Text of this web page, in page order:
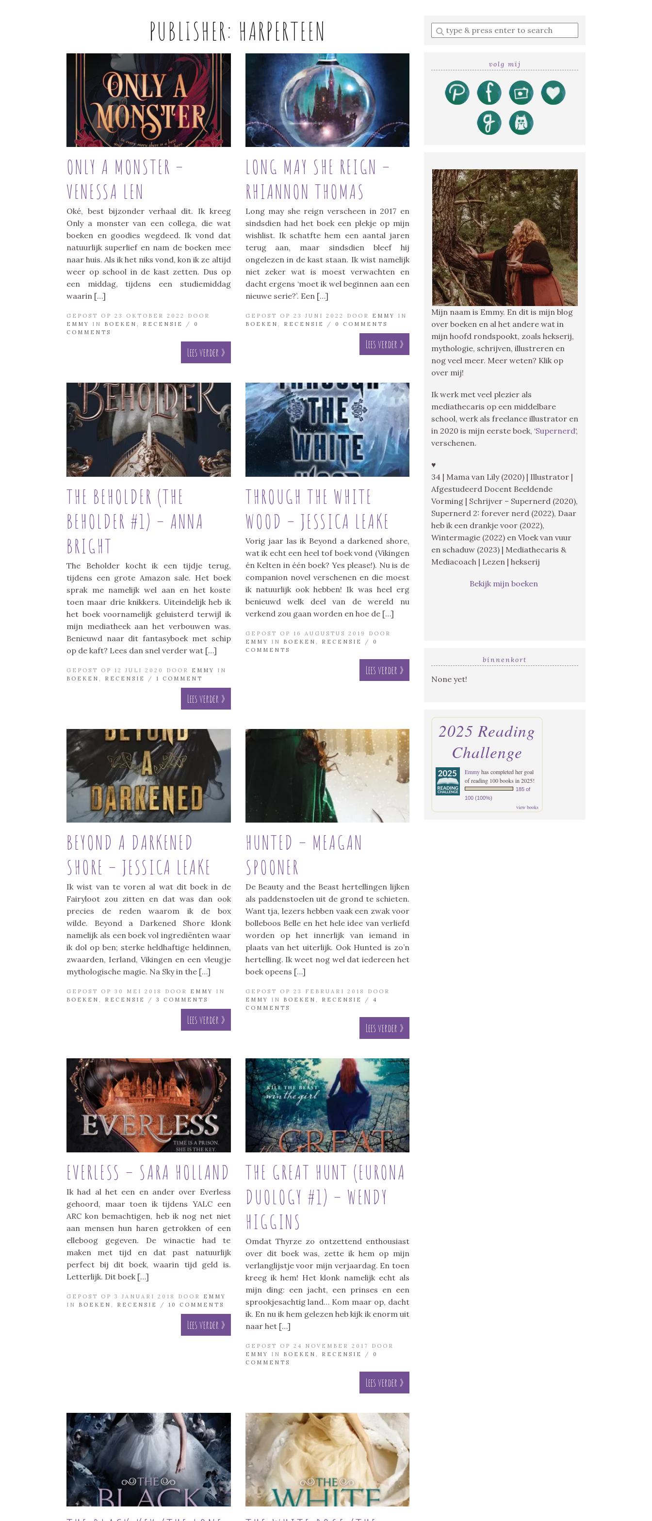
PUBLISHER: HARPERTEEN
ONLY A MONSTER –
VENESSA LEN
Oké, best bijzonder verhaal dit. Ik kreeg
Only a monster van een collega, die wat
boeken en goodies wegdeed. Ik vond dat
natuurlijk superlief en nam de boeken mee
naar huis. Als ik het niks vond, kon ik ze altijd
weer op school in de kast zetten. Dus op
een middag, tijdens een studiemiddag
waarin […]
GEPOST OP 23 OKTOBER 2022 DOOR
EMMY
IN BOEKEN , RECENSIE / 0
COMMENTS
Lees verder »
LONG MAY SHE REIGN –
RHIANNON THOMAS
Long may she reign verscheen in 2017 en
sindsdien had het boek een plekje op mijn
wishlist. Ik schatfte hem een aantal jaren
terug aan, maar sindsdien bleef hij
ongelezen in de kast staan. Ik wist namelijk
niet zeker wat is moest verwachten en
dacht ergens ‘moet ik wel beginnen aan een
nieuwe serie?’. Een […]
GEPOST OP 23 JUNI 2022 DOOR EMMY
IN
BOEKEN , RECENSIE / 0 COMMENTS
Lees verder »
THE BEHOLDER (THE
BEHOLDER #1) – ANNA
BRIGHT
The Beholder kocht ik een tijdje terug,
tijdens een grote Amazon sale. Het boek
sprak me namelijk wel aan en het koste
toen maar drie knikkers. Uiteindelijk heb ik
het boek voornamelijk geluisterd terwijl ik
mijn mediatheek aan het verbouwen was.
Benieuwd naar dit fantasyboek met schip
op de kaft? Lees dan snel verder wat […]
GEPOST OP 12 JULI 2020 DOOR EMMY
IN
BOEKEN , RECENSIE / 1 COMMENT
Lees verder »
THROUGH THE WHITE
WOOD – JESSICA LEAKE
Vorig jaar las ik Beyond a darkened shore,
wat ik echt een heel tof boek vond (Vikingen
én Kelten in één boek? Yes please!). Nu is de
companion novel verschenen en die moest
ik natuurlijk ook hebben! Ik was heel erg
benieuwd welk deel van de wereld nu
verkend zou gaan worden en hoe de […]
GEPOST OP 16 AUGUSTUS 2019 DOOR
EMMY
IN BOEKEN , RECENSIE /
0
COMMENTS
Lees verder »
BEYOND A DARKENED
SHORE – JESSICA LEAKE
Ik wist van te voren al wat dit boek in de
Fairyloot zou zitten en dat was dan ook
precies de reden waarom ik de box
wilde. Beyond a Darkened Shore klonk
namelijk als een boek vol ingrediënten waar
ik dol op ben; sterke heldhaftige heldinnen,
zwaarden, Ierland, Vikingen en een vleugje
mythologische magie. Na Sky in the […]
GEPOST OP 30 MEI 2018 DOOR EMMY
IN
BOEKEN , RECENSIE / 3 COMMENTS
Lees verder »
HUNTED – MEAGAN
SPOONER
De Beauty and the Beast hertellingen lijken
als paddenstoelen uit de grond te schieten.
Want tja, lezers hebben vaak een zwak voor
bolleboos Belle en het hele idee van verliefd
worden op het innerlijk van iemand in
plaats van het uiterlijk. Ook Hunted is zo’n
hertelling. Ik weet nog wel dat iedereen het
boek opeens […]
GEPOST OP 23 FEBRUARI 2018 DOOR
EMMY
IN BOEKEN , RECENSIE / 4
COMMENTS
Lees verder »
EVERLESS – SARA HOLLAND
Ik had al het een en ander over Everless
gehoord, maar toen ik tijdens YALC een
ARC kon bemachtigen, heb ik nog net niet
aan mensen hun haren getrokken of een
elleboog gegeven. De winactie had te
maken met tijd en dat past natuurlijk
perfect bij dit boek, waarin tijd geld is.
Letterlijk. Dit boek […]
GEPOST OP 3 JANUARI 2018 DOOR EMMY
IN BOEKEN RECENSIE / 10 COMMENTS
Lees verder »
THE GREAT HUNT (EURONA
DUOLOGY #1) – WENDY
HIGGINS
Omdat Thyrze zo ontzettend enthousiast
over dit boek was, zette ik hem op mijn
verlanglijstje voor mijn verjaardag. En toen
kreeg ik hem! Het klonk namelijk echt als
mijn ding: een jacht, een prinses en een
sprookjesachtig land… Kom maar op, dacht
ik. En nu ik hem gelezen heb kijk ik enorm uit
naar het […]
GEPOST OP 24 NOVEMBER 2017 DOOR
EMMY
IN BOEKEN RECENSIE /
0
COMMENTS
Lees verder »
Enter
a
volg mij
Mijn naam is Emmy. En dit is mijn blog
over boeken en al het andere wat in
mijn hoofd rondspookt, zoals hekserij,
mythologie, schrijven, illustreren en
nog veel meer. Meer weten? Klik op
over mij!
Ik werk met veel plezier als
mediathecaris op een middelbare
school, werk als freelance illustrator en
in 2020 is mijn eerste boek, ‘Supernerd‘,
verschenen.
♥
34 | Mama van Lily (2020) | Illustrator |
Afgestudeerd Docent Beeldende
Vorming | Schrijver – Supernerd (2020),
Supernerd 2: forever nerd (2022), Daar
heb ik een drankje voor (2022),
Wintermagie (2022) en Vloek van vuur
en schaduw (2023) | Mediathecaris &
Mediacoach | Lezen | hekserij
Bekijk mijn boeken
binnenkort
None yet!
2025 Reading
Challenge
Emmyhas completed her goal
of reading 100 books in 2025!
185 of
100 (100%)
view books